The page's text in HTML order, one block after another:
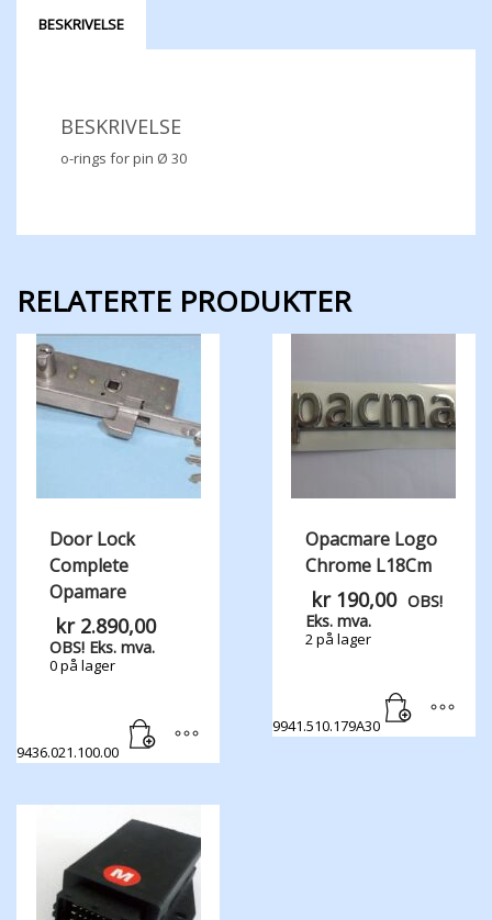
BESKRIVELSE
BESKRIVELSE
o-rings for pin Ø 30
RELATERTE PRODUKTER
Door Lock
Complete
Opamare
kr2.890,00
OBS! Eks. mva.
0 på lager
9436.021.100.00
Opacmare Logo
Chrome L18Cm
kr190,00 OBS!
Eks. mva.
2 på lager
9941.510.179A30